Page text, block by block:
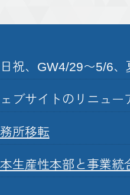
祝、GW4/29〜5/6
ブサイトのリニュー
所移転
本生産性本部と事業統